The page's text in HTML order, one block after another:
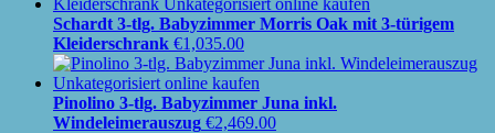
Schardt 3-tlg. Babyzimmer Morris Oak mit 3-türigem
Kleiderschrank €1,035.00
Pinolino 3-tlg. Babyzimmer Juna inkl.
Windeleimerauszug €2,469.00